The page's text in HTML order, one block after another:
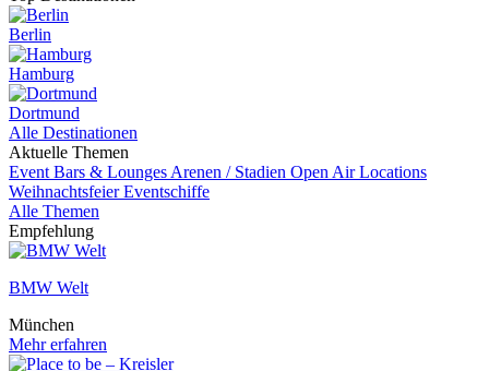
Berlin
Hamburg
Dortmund
Alle Destinationen
Aktuelle Themen
Event Bars & Lounges Arenen / Stadien Open Air Locations
WeihnachtsfeierEventschiffe
Alle Themen
Empfehlung
BMW Welt
München
Mehr erfahren